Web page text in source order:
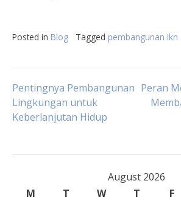
Posted in Blog Tagged pembangunan ikn
Post
navigation
Pentingnya Pembangunan
Lingkungan untuk
Keberlanjutan Hidup
Peran
August 2026
M
T W T F